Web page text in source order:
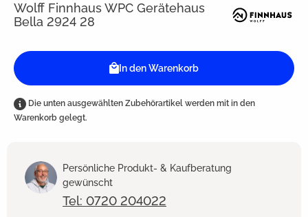
Wolff Finnhaus WPC Gerätehaus
Bella 2924 28
In den Warenkorb
Die unten ausgewählten Zubehörartikel werden mit in den
Warenkorb gelegt.
Persönliche Produkt- & Kaufberatung
gewünscht
Tel: 0720 204022